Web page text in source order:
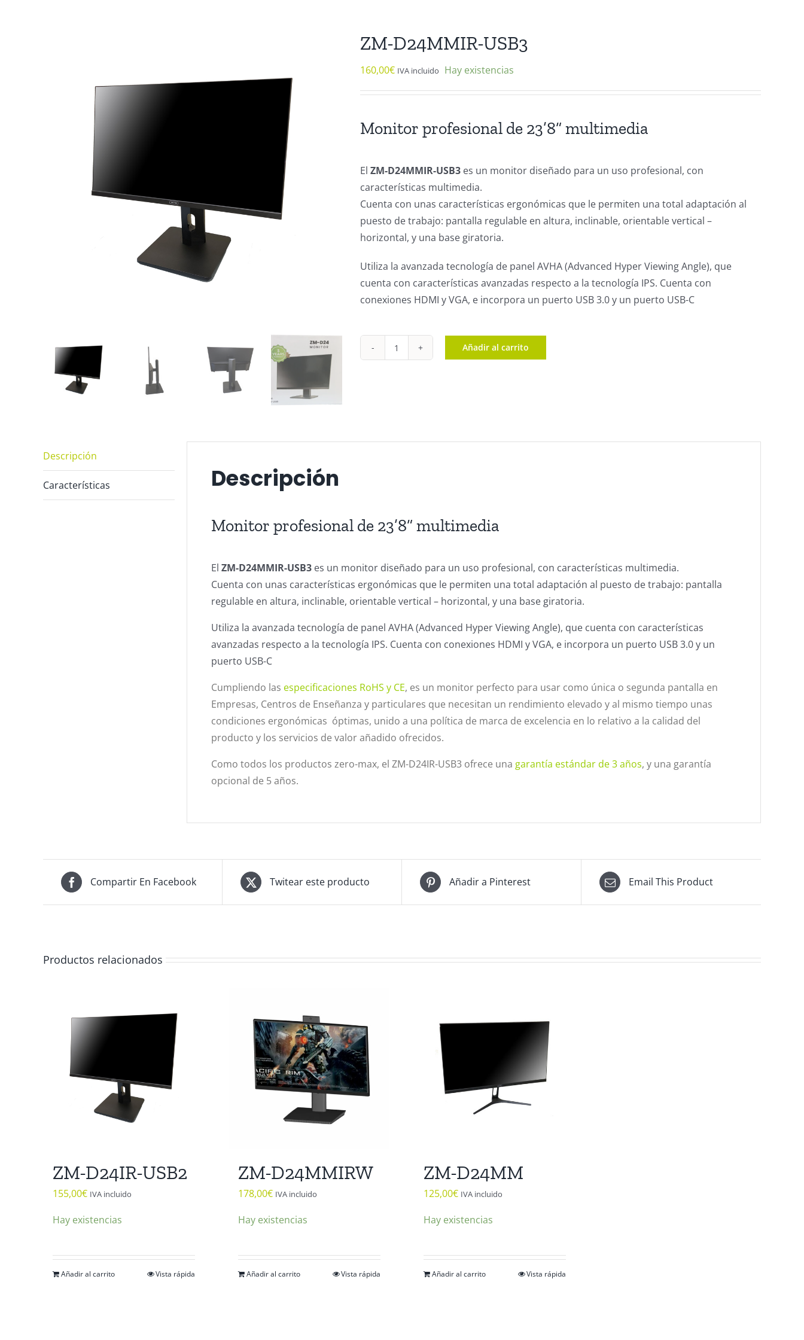
ZM-D24MMIR-USB3
160,00€ IVA incluido Hay existencias
Monitor profesional de 23’8” multimedia
El ZM-D24MMIR-USB3 es un monitor diseñado para un uso profesional, con
características multimedia.
Cuenta con unas características ergonómicas que le permiten una total adaptación al
puesto de trabajo: pantalla regulable en altura, inclinable, orientable vertical –
horizontal, y una base giratoria.
Utiliza la avanzada tecnología de panel AVHA (Advanced Hyper Viewing Angle), que
cuenta con características avanzadas respecto a la tecnología IPS. Cuenta con
conexiones HDMI y VGA, e incorpora un puerto USB 3.0 y un puerto USB-C
ZM-
Añadir al carrito
Descripción
Características Descripción
Monitor profesional de 23’8” multimedia
El ZM-D24MMIR-USB3 es un monitor diseñado para un uso profesional, con características multimedia.
Cuenta con unas características ergonómicas que le permiten una total adaptación al puesto de trabajo: pantalla
regulable en altura, inclinable, orientable vertical – horizontal, y una base giratoria.
Utiliza la avanzada tecnología de panel AVHA (Advanced Hyper Viewing Angle), que cuenta con características
avanzadas respecto a la tecnología IPS. Cuenta con conexiones HDMI y VGA, e incorpora un puerto USB 3.0 y un
puerto USB-C
Cumpliendo las especificaciones RoHS y CE, es un monitor perfecto para usar como única o segunda pantalla en
Empresas, Centros de Enseñanza y particulares que necesitan un rendimiento elevado y al mismo tiempo unas
condiciones ergonómicas óptimas, unido a una política de marca de excelencia en lo relativo a la calidad del
producto y los servicios de valor añadido ofrecidos.
Como todos los productos zero-max, el ZM-D24IR-USB3 ofrece una garantía estándar de 3 años, y una garantía
opcional de 5 años.
Compartir En Facebook Twitear este producto Añadir a Pinterest Email This Product
Productos relacionados
ZM-D24IR-USB2
155,00€ IVA incluido
Hay existencias
Añadir al carrito Vista rápida
ZM-D24MMIRW
178,00€ IVA incluido
Hay existencias
Añadir al carrito Vista rápida
ZM-D24MM
125,00€ IVA incluido
Hay existencias
Añadir al carrito Vista rápida